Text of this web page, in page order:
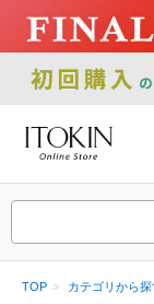
TOP カテゴリから探